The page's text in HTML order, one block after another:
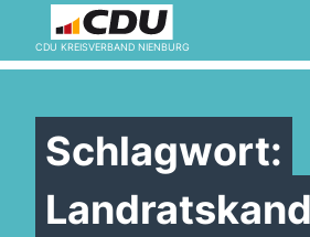
CDU KREISVERBAND NIENBURG
Willkommen
Frauen
Schlagwort: